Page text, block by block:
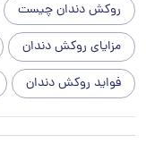
روکش دندان چیست
مزایای روکش دندان
فواید روکش دندان